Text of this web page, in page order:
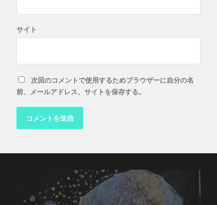
サイト
次回のコメントで使用するためブラウザーに自分の名
前、メールアドレス、サイトを保存する。